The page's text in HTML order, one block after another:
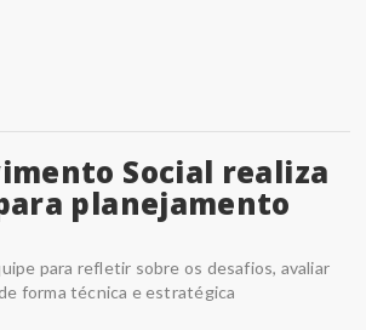
Social realiza
planejamento
para refletir sobre os desafios, avaliar
forma técnica e estratégica